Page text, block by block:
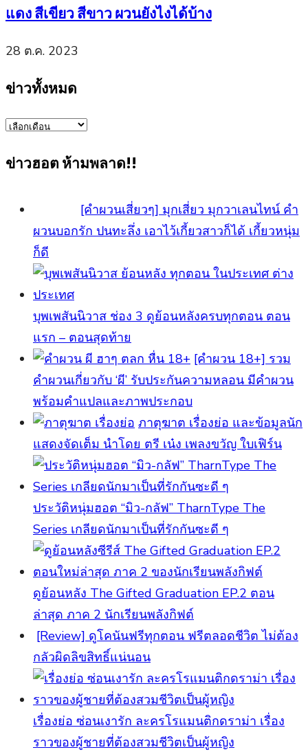
แดง สีเขียว สีขาว ผวนยังไงได้บ้าง
28 ต.ค. 2023
ข่าวทั้งหมด
ข่าว
ข่าวฮอต ห้ามพลาด!!
[คำผวนเสี่ยวๆ] มุกเสี่ยว มุกวาเลนไทน์ คำ
ผวนบอกรัก ปนทะลึ่ง เอาไว้เกี้ยวสาวก็ได้ เกี้ยวหนุ่ม
ก็ดี
บุพเพสันนิวาส ช่อง 3 ดูย้อนหลังครบทุกตอน ตอน
แรก – ตอนสุดท้าย
[คําผวน 18+] รวม
คำผวนเกี่ยวกับ ‘ผี’ รับประกันความหลอน มีคำผวน
พร้อมคำแปลและภาพประกอบ
ภาตุฆาต เรื่องย่อ และข้อมูลนัก
แสดงจัดเต็ม นำโดย ตรี เน๋ง เพลงขวัญ ใบเฟิร์น
ประวัติหนุ่มฮอต “มิว-กลัฟ” TharnType The
Series เกลียดนักมาเป็นที่รักกันซะดี ๆ
ดูย้อนหลัง The Gifted Graduation EP.2 ตอน
ล่าสุด ภาค 2 นักเรียนพลังกิฟต์
[Review] ดูโคนันฟรีทุกตอน ฟรีตลอดชีวิต ไม่ต้อง
กลัวผิดลิขสิทธิ์แน่นอน
เรื่องย่อ ซ่อนเงารัก ละครโรแมนติกดราม่า เรื่อง
ราวของผู้ชายที่ต้องสวมชีวิตเป็นผู้หญิง